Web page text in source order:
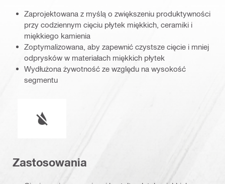
Zaprojektowana z myślą o zwiększeniu produktywności
przy codziennym cięciu płytek miękkich, ceramiki i
miękkiego kamienia
Zoptymalizowana, aby zapewnić czystsze cięcie i mniej
odprysków w materiałach miękkich płytek
Wydłużona żywotność ze względu na wysokość
segmentu
Zastosowania